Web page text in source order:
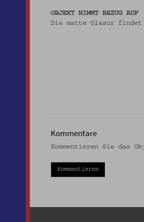
OBJEKT NIMMT BEZUG AUF
Die matte Glasur
Kommentare
Kommentieren Sie das
Kommentieren